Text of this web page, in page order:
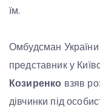
їм.
Омбудсман України
представник у
Козиренко взяв
дівчинки під